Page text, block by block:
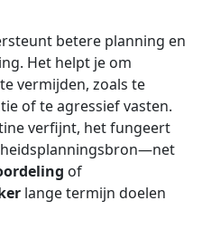
betere planning en
Het helpt je om
vermijden, zoals te
of te agressief vasten.
verfijnt, het fungeert
of
lange termijn doelen